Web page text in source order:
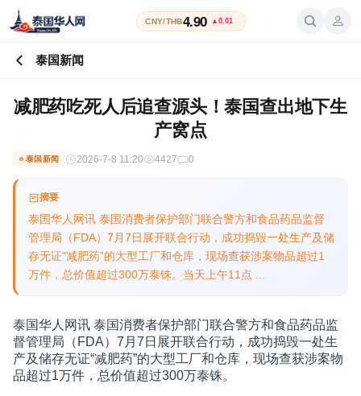
CNY/THB4.90 ▲0.01
泰国新闻
减肥药吃死人后追查源头！泰国查出地下生
产窝点
泰国新闻 2026-7-8 11:20 4427 0
摘要
泰国华人网讯 泰国消费者保护部门联合警方和食品药品监督
管理局（FDA）7月7日展开联合行动，成功捣毁一处生产及储
存无证“减肥药”的大型工厂和仓库，现场查获涉案物品超过1
万件，总价值超过300万泰铢。当天上午11点 ...
泰国华人网讯 泰国消费者保护部门联合警方和食品药品监
督管理局（FDA）7月7日展开联合行动，成功捣毁一处生
产及储存无证“减肥药”的大型工厂和仓库，现场查获涉案物
品超过1万件，总价值超过300万泰铢。